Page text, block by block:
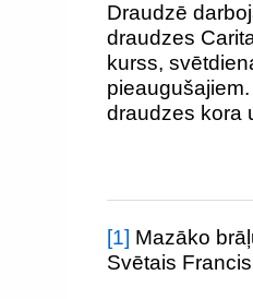
Draudzē
draudzes
kurss,
draudzes kora
[1] Mazāko
Svētais